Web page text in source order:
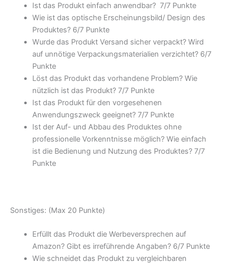
Ist das Produkt einfach anwendbar? 7/7 Punkte
Wie ist das optische Erscheinungsbild/ Design des
Produktes? 6/7 Punkte
Wurde das Produkt Versand sicher verpackt? Wird
auf unnötige Verpackungsmaterialien verzichtet? 6/7
Punkte
Löst das Produkt das vorhandene Problem? Wie
nützlich ist das Produkt? 7/7 Punkte
Ist das Produkt für den vorgesehenen
Anwendungszweck geeignet? 7/7 Punkte
Ist der Auf- und Abbau des Produktes ohne
professionelle Vorkenntnisse möglich? Wie einfach
ist die Bedienung und Nutzung des Produktes? 7/7
Punkte
Sonstiges: (Max 20 Punkte)
Erfüllt das Produkt die Werbeversprechen auf
Amazon? Gibt es irreführende Angaben? 6/7 Punkte
Wie schneidet das Produkt zu vergleichbaren